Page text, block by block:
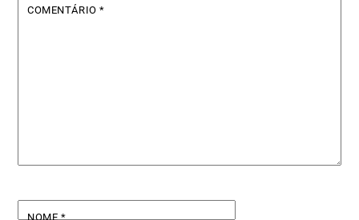
COMENTÁRIO*
NOME*